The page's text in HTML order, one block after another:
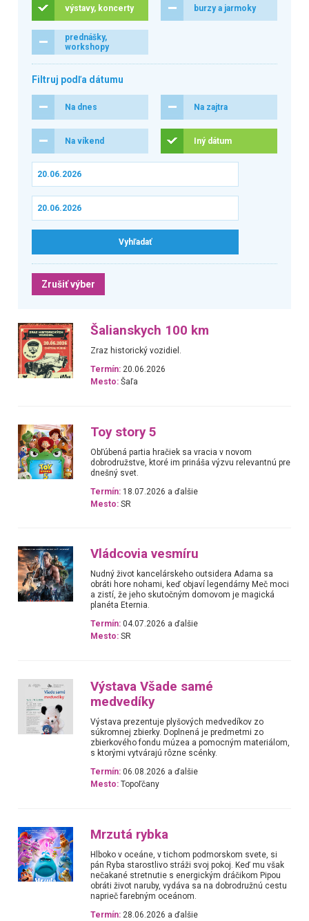
výstavy, koncerty burzy a jarmoky
prednášky,
workshopy
Filtruj podľa dátumu
Na dnes Na zajtra
Na víkend Iný dátum
Zrušiť výber
Šalianskych 100 km
Zraz historický vozidiel.
Termín: 20.06.2026
Mesto: Šaľa
Toy story 5
Obľúbená partia hračiek sa vracia v novom
dobrodružstve, ktoré im prináša výzvu relevantnú pre
dnešný svet.
Termín: 18.07.2026 a ďalšie
Mesto: SR
Vládcovia vesmíru
Nudný život kancelárskeho outsidera Adama sa
obráti hore nohami, keď objaví legendárny Meč moci
a zistí, že jeho skutočným domovom je magická
planéta Eternia.
Termín: 04.07.2026 a ďalšie
Mesto: SR
Výstava Všade samé
medvedíky
Výstava prezentuje plyšových medvedíkov zo
súkromnej zbierky. Doplnená je predmetmi zo
zbierkového fondu múzea a pomocným materiálom,
s ktorými vytvárajú rôzne scénky.
Termín: 06.08.2026 a ďalšie
Mesto: Topoľčany
Mrzutá rybka
Hlboko v oceáne, v tichom podmorskom svete, si
pán Ryba starostlivo stráži svoj pokoj. Keď mu však
nečakané stretnutie s energickým dráčikom Pipou
obráti život naruby, vydáva sa na dobrodružnú cestu
naprieč farebným oceánom.
Termín: 28.06.2026 a ďalšie